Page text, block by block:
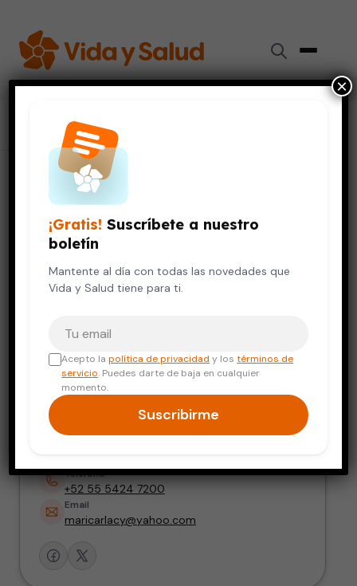
Colaboradores
Doctora
Cardiología
TÍTULOS ACADÉMICOS
Cardiología
Ecocardiografía
Hospital Médica Sur, Torre 1, Consultorio 312,
Teléfono
+52 55 5424 7200
Email
maricarlacy@yahoo.com
¡Gratis! Suscríbete a nuestro
boletín
Mantente al día con todas las novedades que
Vida y Salud tiene para ti.
Acepto lapolítica de privacidad y lostérminos de
servicio. Puedes darte de baja en cualquier
momento.
Suscribirme
×